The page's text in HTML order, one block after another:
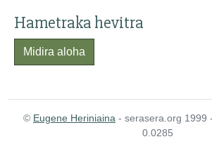
Hametraka hevitra
Midira aloha
© Eugene Heriniaina - serasera.org 1999
0.0285